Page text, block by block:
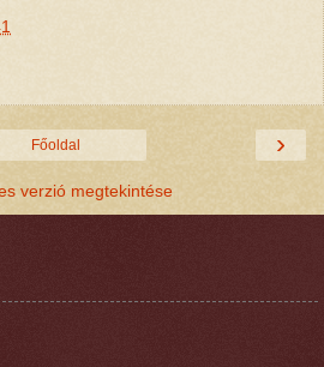
›
Főoldal
verzió megtekintése